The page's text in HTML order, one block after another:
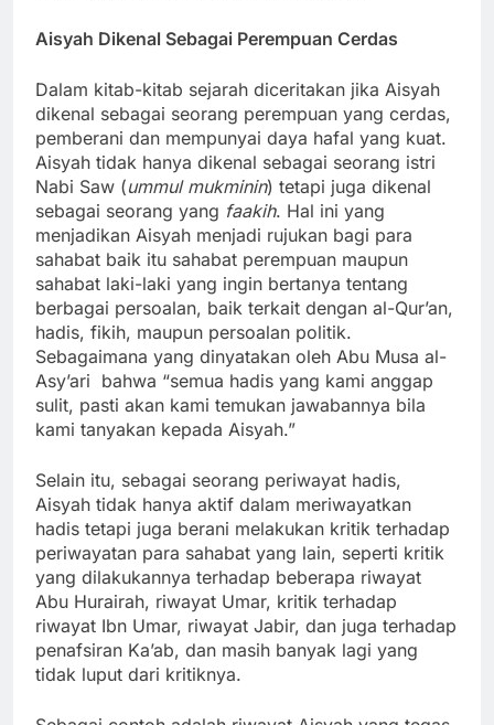
Aisyah Dikenal Sebagai Perempuan Cerdas
Dalam kitab-kitab sejarah diceritakan jika Aisyah
dikenal sebagai seorang perempuan yang cerdas,
pemberani dan mempunyai daya hafal yang kuat.
Aisyah tidak hanya dikenal sebagai seorang istri
Nabi Saw (ummul mukminin) tetapi juga dikenal
sebagai seorang yang faakih. Hal ini yang
menjadikan Aisyah menjadi rujukan bagi para
sahabat baik itu sahabat perempuan maupun
sahabat laki-laki yang ingin bertanya tentang
berbagai persoalan, baik terkait dengan al-Qur’an,
hadis, fikih, maupun persoalan politik.
Sebagaimana yang dinyatakan oleh Abu Musa al-
Asy’ari bahwa “semua hadis yang kami anggap
sulit, pasti akan kami temukan jawabannya bila
kami tanyakan kepada Aisyah.”
Selain itu, sebagai seorang periwayat hadis,
Aisyah tidak hanya aktif dalam meriwayatkan
hadis tetapi juga berani melakukan kritik terhadap
periwayatan para sahabat yang lain, seperti kritik
yang dilakukannya terhadap beberapa riwayat
Abu Hurairah, riwayat Umar, kritik terhadap
riwayat Ibn Umar, riwayat Jabir, dan juga terhadap
penafsiran Ka’ab, dan masih banyak lagi yang
tidak luput dari kritiknya.